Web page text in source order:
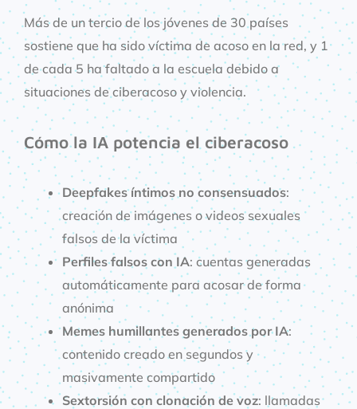
Más de un tercio de los jóvenes de 30 países
sostiene que ha sido víctima de acoso en la red, y 1
de cada 5 ha faltado a la escuela debido a
situaciones de ciberacoso y violencia.
Cómo la IA potencia el ciberacoso
Deepfakes íntimos no consensuados:
creación de imágenes o videos sexuales
falsos de la víctima
Perfiles falsos con IA: cuentas generadas
automáticamente para acosar de forma
anónima
Memes humillantes generados por IA:
contenido creado en segundos y
masivamente compartido
Sextorsión con clonación de voz: llamadas